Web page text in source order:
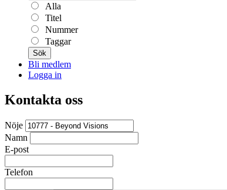
Alla
Titel
Nummer
Taggar
Sök
Bli medlem
Logga in
Kontakta oss
Nöje
Namn
E-post
Telefon